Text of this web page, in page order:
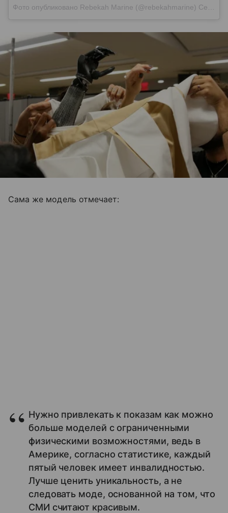
Фото опубликовано Rebekah Marine (@rebekahmarine) Сен 13 2015 в 5:49 PDT
Сама же модель отмечает:
Нужно привлекать к показам как можно
больше моделей с ограниченными
физическими возможностями, ведь в
Америке, согласно статистике, каждый
пятый человек имеет инвалидностью.
Лучше ценить уникальность, а не
следовать моде, основанной на том, что
СМИ считают красивым.